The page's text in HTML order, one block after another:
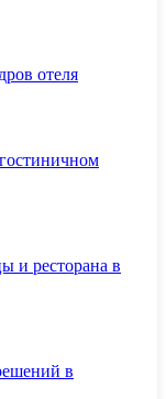
отеля
и ресторана в
в